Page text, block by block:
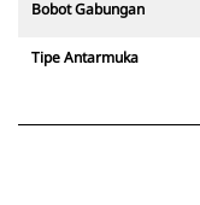
Bobot Gabungan
Tipe Antarmuka